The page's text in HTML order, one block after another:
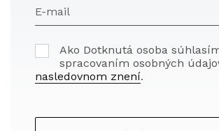
E-mail
Ako Dotknutá osoba
spracovaním osobných
nasledovnom znení.